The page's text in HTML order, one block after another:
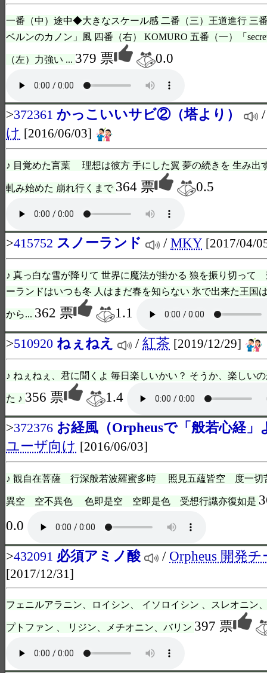
一番（中）途中◆大きなスケール感 二番（三）王道進行 三
ベルンのカノン」風 四番（右） KOMURO 五番（一）「
（左）力強い ... 379 票 0.0
>372361 かっこいいサビ②（塔より）
け [2016/06/03]
♪ 目覚めた言葉 理想は彼方 手にした翼 夢の続きを 生み出
軋み始めた 崩れ行くまで 364 票 0.5
>415752 スノーランド /MKY [2017/04/
♪ 真っ白な雪が降りて 世界に魔法が掛かる 狼を振り切って
ーランドはいつも冬 人はまだ春を知らない 氷で出来た王国
から... 362 票
1.1
>510920 ねぇねえ /紅茶 [2019/12/29]
♪ ねぇねぇ、君に聞くよ 毎日楽しいかい？ そうか、楽しい
た ♪ 356 票
1.4
>372376 お経風（Orpheusで「般若心経」
ユーザ向け [2016/06/03]
♪ 観自在菩薩 行深般若波羅蜜多時 照見五蘊皆空 度一
異空 空不異色 色即是空 空即是色 受想行識亦復如是
0.0
>432091 必須アミノ酸 / Orpheus 開発チ
[2017/12/31]
フェニルアラニン、ロイシン、 イソロイシン 、スレオニン
プトファン 、 リジン、メチオニン、バリン 397 票